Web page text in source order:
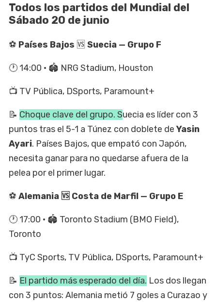
Todos los partidos del Mundial del
Sábado 20 de junio
⚽ Países Bajos 🆚 Suecia — Grupo F
🕐 14:00 · 🏟️ NRG Stadium, Houston
📺 TV Pública, DSports, Paramount+
📝 Choque clave del grupo. Suecia es líder con 3
puntos tras el 5-1 a Túnez con doblete deYasin
Ayari. Países Bajos, que empató con Japón,
necesita ganar para no quedarse afuera de la
pelea por el primer lugar.
⚽ Alemania 🆚 Costa de Marfil — Grupo E
🕐 17:00 · 🏟️ Toronto Stadium (BMO Field),
Toronto
📺 TyC Sports, TV Pública, DSports, Paramount+
📝 El partido más esperado del día. Los dos llegan
con 3 puntos: Alemania metió 7 goles a Curazao y